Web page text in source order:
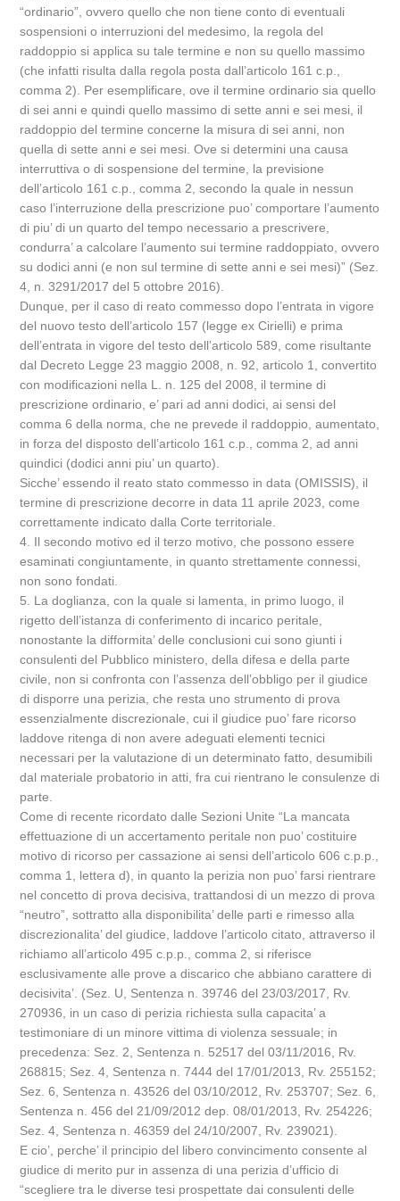
“ordinario”, ovvero quello che non tiene conto di eventuali
sospensioni o interruzioni del medesimo, la regola del
raddoppio si applica su tale termine e non su quello massimo
(che infatti risulta dalla regola posta dall’articolo 161 c.p.,
comma 2). Per esemplificare, ove il termine ordinario sia quello
di sei anni e quindi quello massimo di sette anni e sei mesi, il
raddoppio del termine concerne la misura di sei anni, non
quella di sette anni e sei mesi. Ove si determini una causa
interruttiva o di sospensione del termine, la previsione
dell’articolo 161 c.p., comma 2, secondo la quale in nessun
caso l’interruzione della prescrizione puo’ comportare l’aumento
di piu’ di un quarto del tempo necessario a prescrivere,
condurra’ a calcolare l’aumento sui termine raddoppiato, ovvero
su dodici anni (e non sul termine di sette anni e sei mesi)” (Sez.
4, n. 3291/2017 del 5 ottobre 2016).
Dunque, per il caso di reato commesso dopo l’entrata in vigore
del nuovo testo dell’articolo 157 (legge ex Cirielli) e prima
dell’entrata in vigore del testo dell’articolo 589, come risultante
dal Decreto Legge 23 maggio 2008, n. 92, articolo 1, convertito
con modificazioni nella L. n. 125 del 2008, il termine di
prescrizione ordinario, e’ pari ad anni dodici, ai sensi del
comma 6 della norma, che ne prevede il raddoppio, aumentato,
in forza del disposto dell’articolo 161 c.p., comma 2, ad anni
quindici (dodici anni piu’ un quarto).
Sicche’ essendo il reato stato commesso in data (OMISSIS), il
termine di prescrizione decorre in data 11 aprile 2023, come
correttamente indicato dalla Corte territoriale.
4. Il secondo motivo ed il terzo motivo, che possono essere
esaminati congiuntamente, in quanto strettamente connessi,
non sono fondati.
5. La doglianza, con la quale si lamenta, in primo luogo, il
rigetto dell’istanza di conferimento di incarico peritale,
nonostante la difformita’ delle conclusioni cui sono giunti i
consulenti del Pubblico ministero, della difesa e della parte
civile, non si confronta con l’assenza dell’obbligo per il giudice
di disporre una perizia, che resta uno strumento di prova
essenzialmente discrezionale, cui il giudice puo’ fare ricorso
laddove ritenga di non avere adeguati elementi tecnici
necessari per la valutazione di un determinato fatto, desumibili
dal materiale probatorio in atti, fra cui rientrano le consulenze di
parte.
Come di recente ricordato dalle Sezioni Unite “La mancata
effettuazione di un accertamento peritale non puo’ costituire
motivo di ricorso per cassazione ai sensi dell’articolo 606 c.p.p.,
comma 1, lettera d), in quanto la perizia non puo’ farsi rientrare
nel concetto di prova decisiva, trattandosi di un mezzo di prova
“neutro”, sottratto alla disponibilita’ delle parti e rimesso alla
discrezionalita’ del giudice, laddove l’articolo citato, attraverso il
richiamo all’articolo 495 c.p.p., comma 2, si riferisce
esclusivamente alle prove a discarico che abbiano carattere di
decisivita’. (Sez. U, Sentenza n. 39746 del 23/03/2017, Rv.
270936, in un caso di perizia richiesta sulla capacita’ a
testimoniare di un minore vittima di violenza sessuale; in
precedenza: Sez. 2, Sentenza n. 52517 del 03/11/2016, Rv.
268815; Sez. 4, Sentenza n. 7444 del 17/01/2013, Rv. 255152;
Sez. 6, Sentenza n. 43526 del 03/10/2012, Rv. 253707; Sez. 6,
Sentenza n. 456 del 21/09/2012 dep. 08/01/2013, Rv. 254226;
Sez. 4, Sentenza n. 46359 del 24/10/2007, Rv. 239021).
E cio’, perche’ il principio del libero convincimento consente al
giudice di merito pur in assenza di una perizia d’ufficio di
“scegliere tra le diverse tesi prospettate dai consulenti delle